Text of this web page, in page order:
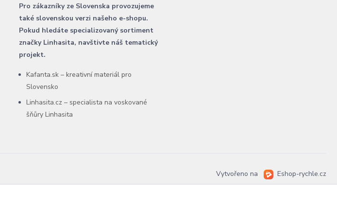
Pro zákazníky ze Slovenska provozujeme
také slovenskou verzi našeho e-shopu.
Pokud hledáte specializovaný sortiment
značky Linhasita, navštivte náš tematický
projekt.
Kafanta.sk – kreativní materiál pro
Slovensko
Linhasita.cz – specialista na voskované
šňůry Linhasita
Vytvořeno na Eshop-rychle.cz